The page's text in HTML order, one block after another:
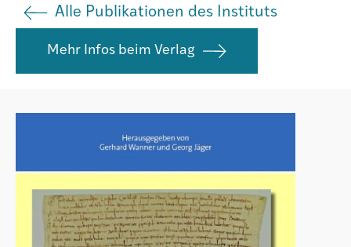
InstitutAlle Publikationen des Instituts
Mehr Infos beim Verlag